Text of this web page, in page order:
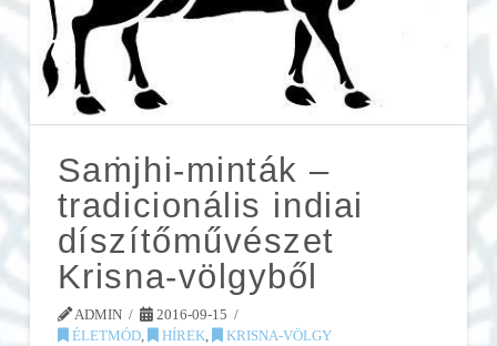
Saṁjhi-minták –
tradicionális indiai
díszítőművészet
Krisna-völgyből
ADMIN
2016-09-15
ÉLETMÓD, HÍREK, KRISNA-VÖLGY